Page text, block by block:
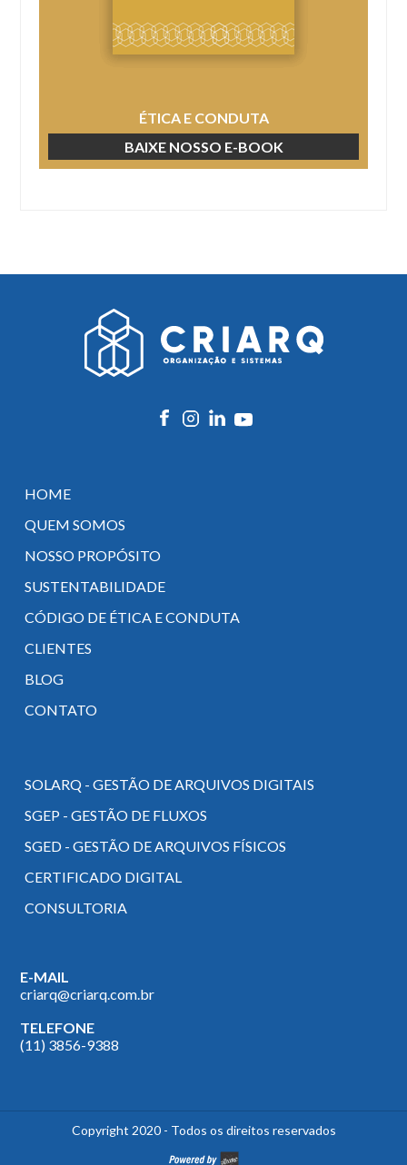
ÉTICA E CONDUTA
BAIXE NOSSO E-BOOK
HOME
QUEM SOMOS
NOSSO PROPÓSITO
SUSTENTABILIDADE
CÓDIGO DE ÉTICA E CONDUTA
CLIENTES
BLOG
CONTATO
SOLARQ - GESTÃO DE ARQUIVOS DIGITAIS
SGEP - GESTÃO DE FLUXOS
SGED - GESTÃO DE ARQUIVOS FÍSICOS
CERTIFICADO DIGITAL
CONSULTORIA
E-MAIL
criarq@criarq.com.br
TELEFONE
(11) 3856-9388
Copyright 2020- Todos os direitos reservados